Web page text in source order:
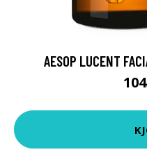
AESOP LUCENT